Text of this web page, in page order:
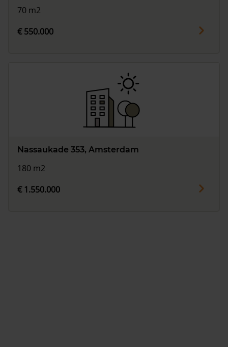
70 m2
€ 550.000
Nassaukade 353, Amsterdam
180 m2
€ 1.550.000